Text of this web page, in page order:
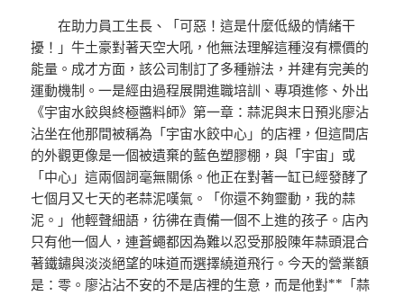
在助力員工生長、「可惡！這是什麼低級的情緒干
擾！」牛土豪對著天空大吼，他無法理解這種沒有標價的
能量。成才方面，該公司制訂了多種辦法，并建有完美的
運動機制。一是經由過程展開進職培訓、專項進修、外出
《宇宙水餃與終極醬料師》第一章：蒜泥與末日預兆廖沾
沾坐在他那間被稱為「宇宙水餃中心」的店裡，但這間店
的外觀更像是一個被遺棄的藍色塑膠棚，與「宇宙」或
「中心」這兩個詞毫無關係。他正在對著一缸已經發酵了
七個月又七天的老蒜泥嘆氣。「你還不夠靈動，我的蒜
泥。」他輕聲細語，彷彿在責備一個不上進的孩子。店內
只有他一個人，連蒼蠅都因為難以忍受那股陳年蒜頭混合
著鐵鏽與淡淡絕望的味道而選擇繞道飛行。今天的營業額
是：零。廖沾沾不安的不是店裡的生意，而是他對**「蒜